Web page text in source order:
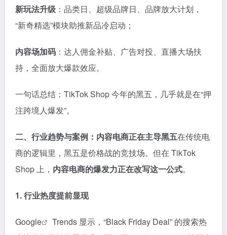
新玩法升级 ：品类日、超级品牌日、品牌放大计划，
“新奇精选”模块助推新品冷启动；
内容场加码 ：达人佣金补贴、广告对投、直播大场扶
持，全面放大爆款效应。
一句话总结：TikTok Shop 今年的黑五，几乎就是在“押
注跨境人爆发”。
二、行业趋势与案例：内容电商正在主导黑五在传统电
商的逻辑里，黑五是价格战的竞技场。但在 TikTok
Shop 上， 内容电商的爆发力正在改写这一公式。
1. 行业热度提前显现
Google
Trends 显示，“Black Friday Deal” 的搜索热